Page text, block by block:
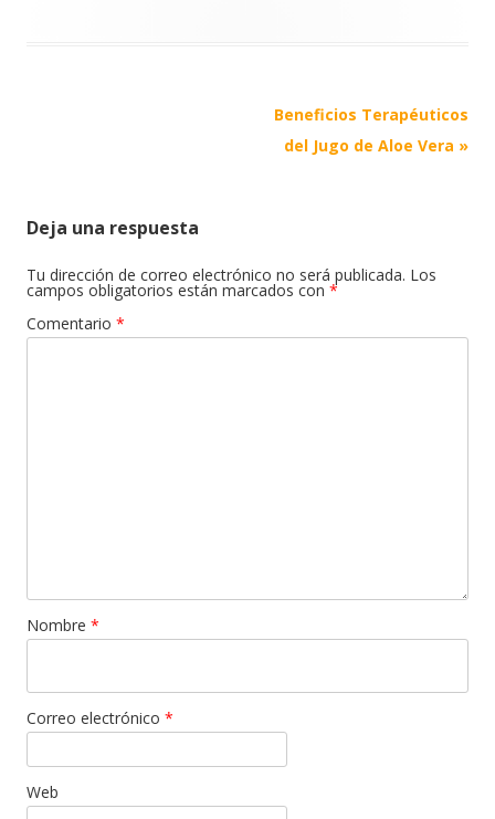
Beneficios Terapéuticos
del Jugo de Aloe Vera »
Deja una respuesta
Tu dirección de correo electrónico no será publicada. Los
campos obligatorios están marcados con *
Comentario *
Nombre *
Correo electrónico *
Web